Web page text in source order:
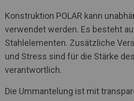
Konstruktion POLAR kann
verwendet werden. Es besteht
Stahlelementen. Zusätzliche
und Stress sind für die Stärke
verantwortlich.
Die Ummantelung ist mit